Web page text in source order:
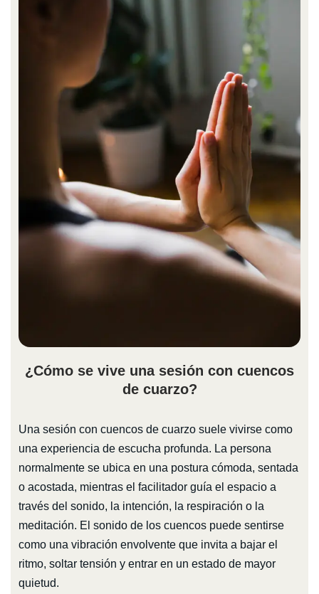
¿Cómo se vive una sesión con cuencos
de cuarzo?
Una sesión con cuencos de cuarzo suele vivirse como
una experiencia de escucha profunda. La persona
normalmente se ubica en una postura cómoda, sentada
o acostada, mientras el facilitador guía el espacio a
través del sonido, la intención, la respiración o la
meditación. El sonido de los cuencos puede sentirse
como una vibración envolvente que invita a bajar el
ritmo, soltar tensión y entrar en un estado de mayor
quietud.